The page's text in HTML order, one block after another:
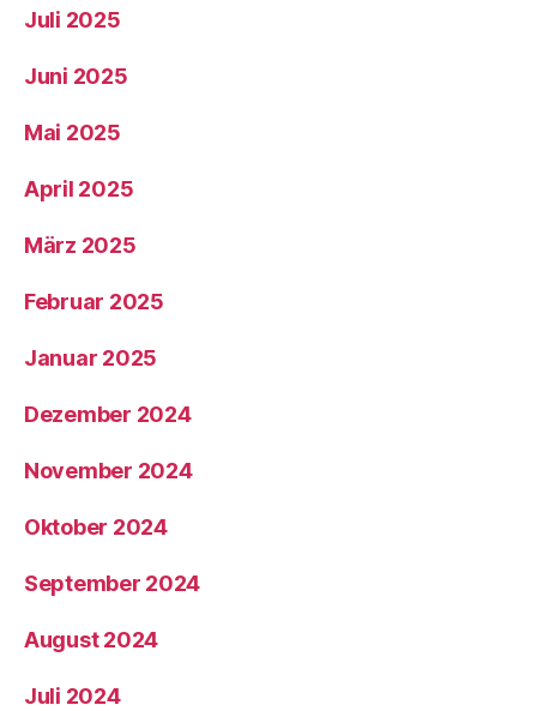
Juli 2025
Juni 2025
Mai 2025
April 2025
März 2025
Februar 2025
Januar 2025
Dezember 2024
November 2024
Oktober 2024
September 2024
August 2024
Juli 2024